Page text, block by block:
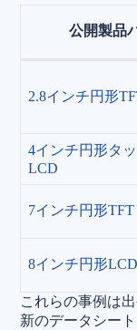
公開製品
2.8インチ円形
4インチ円形タ
LCD
7インチ円形
8インチ円形LCD
これらの事例は
新のデータシー